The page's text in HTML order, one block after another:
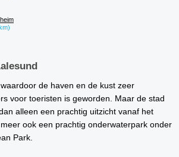
de haven en de kust zeer
voor toeristen is geworden. Maar de stad
alleen een prachtig uitzicht vanaf het
ook een prachtig onderwaterpark onder
Park.